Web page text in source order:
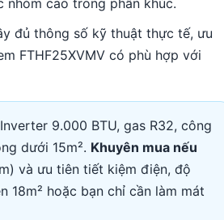
nhóm cao trong phân khúc.
đủ thông số kỹ thuật thực tế, ưu
FTHF25XVMV có phù hợp với
9.000 BTU, gas R32, công
dưới 15m². Khuyên mua nếu
và ưu tiên tiết kiệm điện, độ
18m² hoặc bạn chỉ cần làm mát